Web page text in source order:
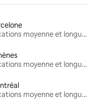
Locations moyenne et longue durée
Locations moyenne et longue durée
Locations moyenne et longue durée